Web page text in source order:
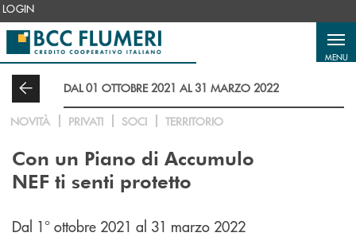
Salta al contenuto principale
LOGIN
MENU
DAL 01 OTTOBRE 2021 AL 31 MARZO 2022
NOVITÀ PRIVATI SOCI TERRITORIO
Con un Piano di Accumulo
NEF ti senti protetto
Dal 1° ottobre 2021 al 31 marzo 2022